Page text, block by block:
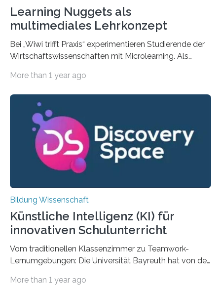
Learning Nuggets als
multimediales Lehrkonzept
Bei „Wiwi trifft Praxis“ experimentieren Studierende der
Wirtschaftswissenschaften mit Microlearning. Als
Projekt aus dem Fonds für innovative Projekte in der
„Learning Nuggets“ aufzuteilen. Das können kurze,
abwechslungsreiche Videos, Social Media Posts, aber
auch prägnante Texte oder kleine Spiele sein. Die
Grundidee dabei ist, Lernsituationen didaktisch an das
aktuelle Mediennutzungsverhalten der Zielgruppe
anzupassen, positive Assoziationen zu wecken und so
die Lernmotivation zu steigern. Was bisher vor…
More than 1 year ago
Bildung Wissenschaft
Künstliche Intelligenz (KI) für
innovativen Schulunterricht
Vom traditionellen Klassenzimmer zu Teamwork-
Lernumgebungen: Die Universität Bayreuth hat von der
ein MINT-Projekt erhalten, das durch KI-Lernbegleiter in
More than 1 year ago